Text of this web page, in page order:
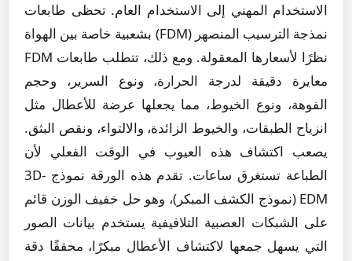
الاستخدام المهني إلى الاستخدام العام. تحظى طابعات
نمذجة الترسيب المنصهر (FDM) بشعبية خاصة بين الهواة
نظرًا لأسعارها المعقولة. ومع ذلك، تتطلب طابعات FDM
معايرة دقيقة لدرجة الحرارة، ونوع السرير، وحجم
الفوهة، ونوع الخيوط، مما يجعلها عرضة للأعطال مثل
انزياح الطبقات، والخيوط الزائدة، والالتواء، ونقص البثق.
يصعب اكتشاف هذه العيوب في الوقت الفعلي لأن
الطباعة تستغرق ساعات. تقدم هذه الورقة نموذج 3D-
EDM (نموذج الكشف المبكر)، وهو حل خفيف الوزن قائم
على الشبكات العصبية التلافيفية يستخدم بيانات الصور
التي يسهل جمعها لاكتشاف الأعطال مبكرًا، محققًا دقة